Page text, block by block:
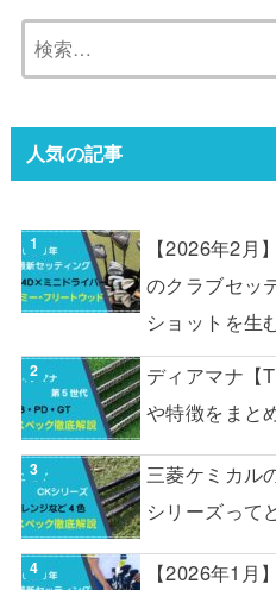
人気の記事
【2026年2月
のクラブセッ
ショットを生
ディアマナ【
や特徴をまと
三菱ケミカル
シリーズって
【2026年1月